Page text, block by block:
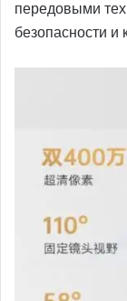
передовыми
безопасности и